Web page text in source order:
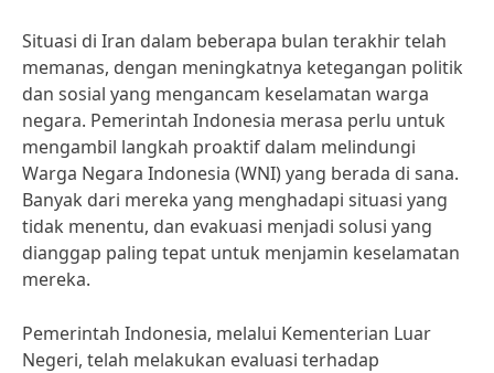
Situasi di Iran dalam beberapa bulan terakhir telah
memanas, dengan meningkatnya ketegangan politik
dan sosial yang mengancam keselamatan warga
negara. Pemerintah Indonesia merasa perlu untuk
mengambil langkah proaktif dalam melindungi
Warga Negara Indonesia (WNI) yang berada di sana.
Banyak dari mereka yang menghadapi situasi yang
tidak menentu, dan evakuasi menjadi solusi yang
dianggap paling tepat untuk menjamin keselamatan
mereka.
Pemerintah Indonesia, melalui Kementerian Luar
Negeri, telah melakukan evaluasi terhadap